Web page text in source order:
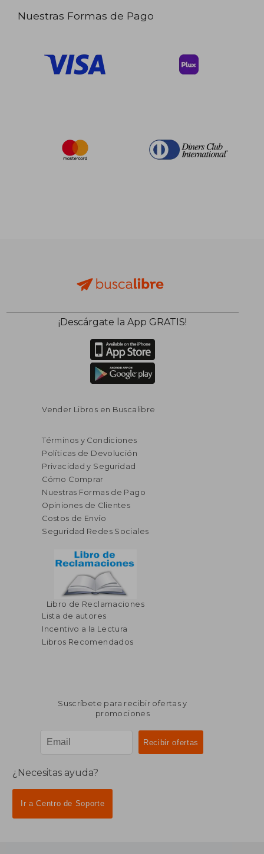
Nuestras Formas de Pago
¡Descárgate la App GRATIS!
Vender Libros en Buscalibre
Términos y Condiciones
Políticas de Devolución
Privacidad y Seguridad
Cómo Comprar
Nuestras Formas de Pago
Opiniones de Clientes
Costos de Envío
Seguridad Redes Sociales
Libro de Reclamaciones
Lista de autores
Incentivo a la Lectura
Libros Recomendados
Suscríbete para recibir ofertas y
promociones
¿Necesitas ayuda?
Ir a Centro de Soporte